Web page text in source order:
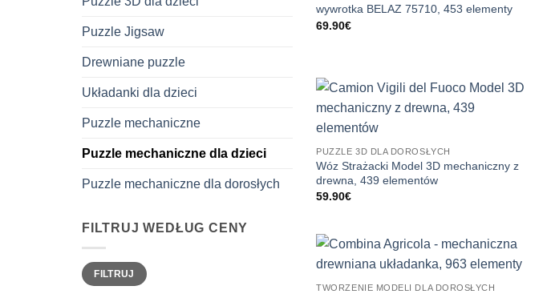
Puzzle Jigsaw
Drewniane puzzle
Układanki dla dzieci
Puzzle mechaniczne
Puzzle mechaniczne dla dzieci
Puzzle mechaniczne dla dorosłych
FILTRUJ WEDŁUG CENY
Cena
min
Cena
maxFILTRUJ
wywrotka BELAZ 75710, 453 elementy
69.90€
PUZZLE 3D DLA DOROSŁYCH
Wóz Strażacki Model 3D mechaniczny z
drewna, 439 elementów
59.90€
TWORZENIE MODELI DLA DOROSŁYCH